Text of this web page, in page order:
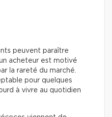
peuvent paraître
acheteur est motivé
la rareté du marché.
pour quelques
à vivre au quotidien